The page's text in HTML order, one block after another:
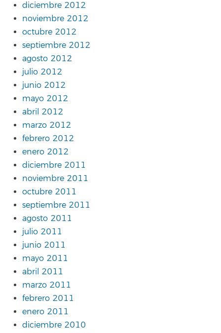
diciembre 2012
noviembre 2012
octubre 2012
septiembre 2012
agosto 2012
julio 2012
junio 2012
mayo 2012
abril 2012
marzo 2012
febrero 2012
enero 2012
diciembre 2011
noviembre 2011
octubre 2011
septiembre 2011
agosto 2011
julio 2011
junio 2011
mayo 2011
abril 2011
marzo 2011
febrero 2011
enero 2011
diciembre 2010